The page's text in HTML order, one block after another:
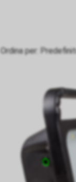
Ordina per: